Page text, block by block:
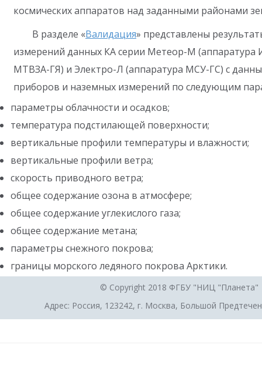
космических аппаратов над заданными районами
В разделе «Валидация» представлены
измерений данных КА серии Метеор-М
МТВЗА-ГЯ) и Электро-Л (аппаратура МСУ-ГС) с
приборов и наземных измерений по следующим
параметры облачности и осадков;
температура подстилающей поверхности;
вертикальные профили температуры и влажности;
вертикальные профили ветра;
скорость приводного ветра;
общее содержание озона в атмосфере;
общее содержание углекислого газа;
общее содержание метана;
параметры снежного покрова;
границы морского ледяного покрова Арктики.
© Copyright 2018 ФГБУ "НИЦ "Планета"
Адрес: Россия, 123242, г. Москва, Большой